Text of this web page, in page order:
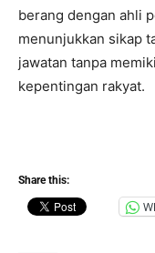
berang dengan ahli
menunjukkan sikap
jawatan tanpa
kepentingan rakyat.
Share this: